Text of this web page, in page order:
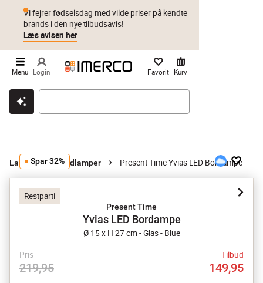
Klik & hent Byt i 1 år Prismatch
Vi fejrer fødselsdag med vilde priser på kendte
brands i den nye tilbudsavis!
Læs avisen her
Menu Login Favorit Kurv
Lamper Bordlamper Present Time Yvias LED Bordampe
Restparti
Spar 32%
Present Time
Yvias LED Bordampe
Ø 15 x H 27 cm - Glas - Blue
Pris
219,95
Tilbud
149,95